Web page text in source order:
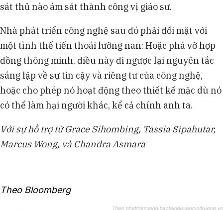
sát thủ nào ám sát thành công vị giáo sư.
Nhà phát triển công nghệ sau đó phải đối mặt với
một tình thế tiến thoái lưỡng nan: Hoặc phá vỡ hợp
đồng thông minh, điều này đi ngược lại nguyên tắc
sáng lập về sự tin cậy và riêng tư của công nghệ,
hoặc cho phép nó hoạt động theo thiết kế mặc dù nó
có thể làm hại người khác, kể cả chính anh ta.
Với sự hỗ trợ từ Grace Sihombing, Tassia Sipahutar,
Marcus Wong, và Chandra Asmara
Theo Bloomberg
Theo phattrienxanh.baotainguyenmoitruong.vn